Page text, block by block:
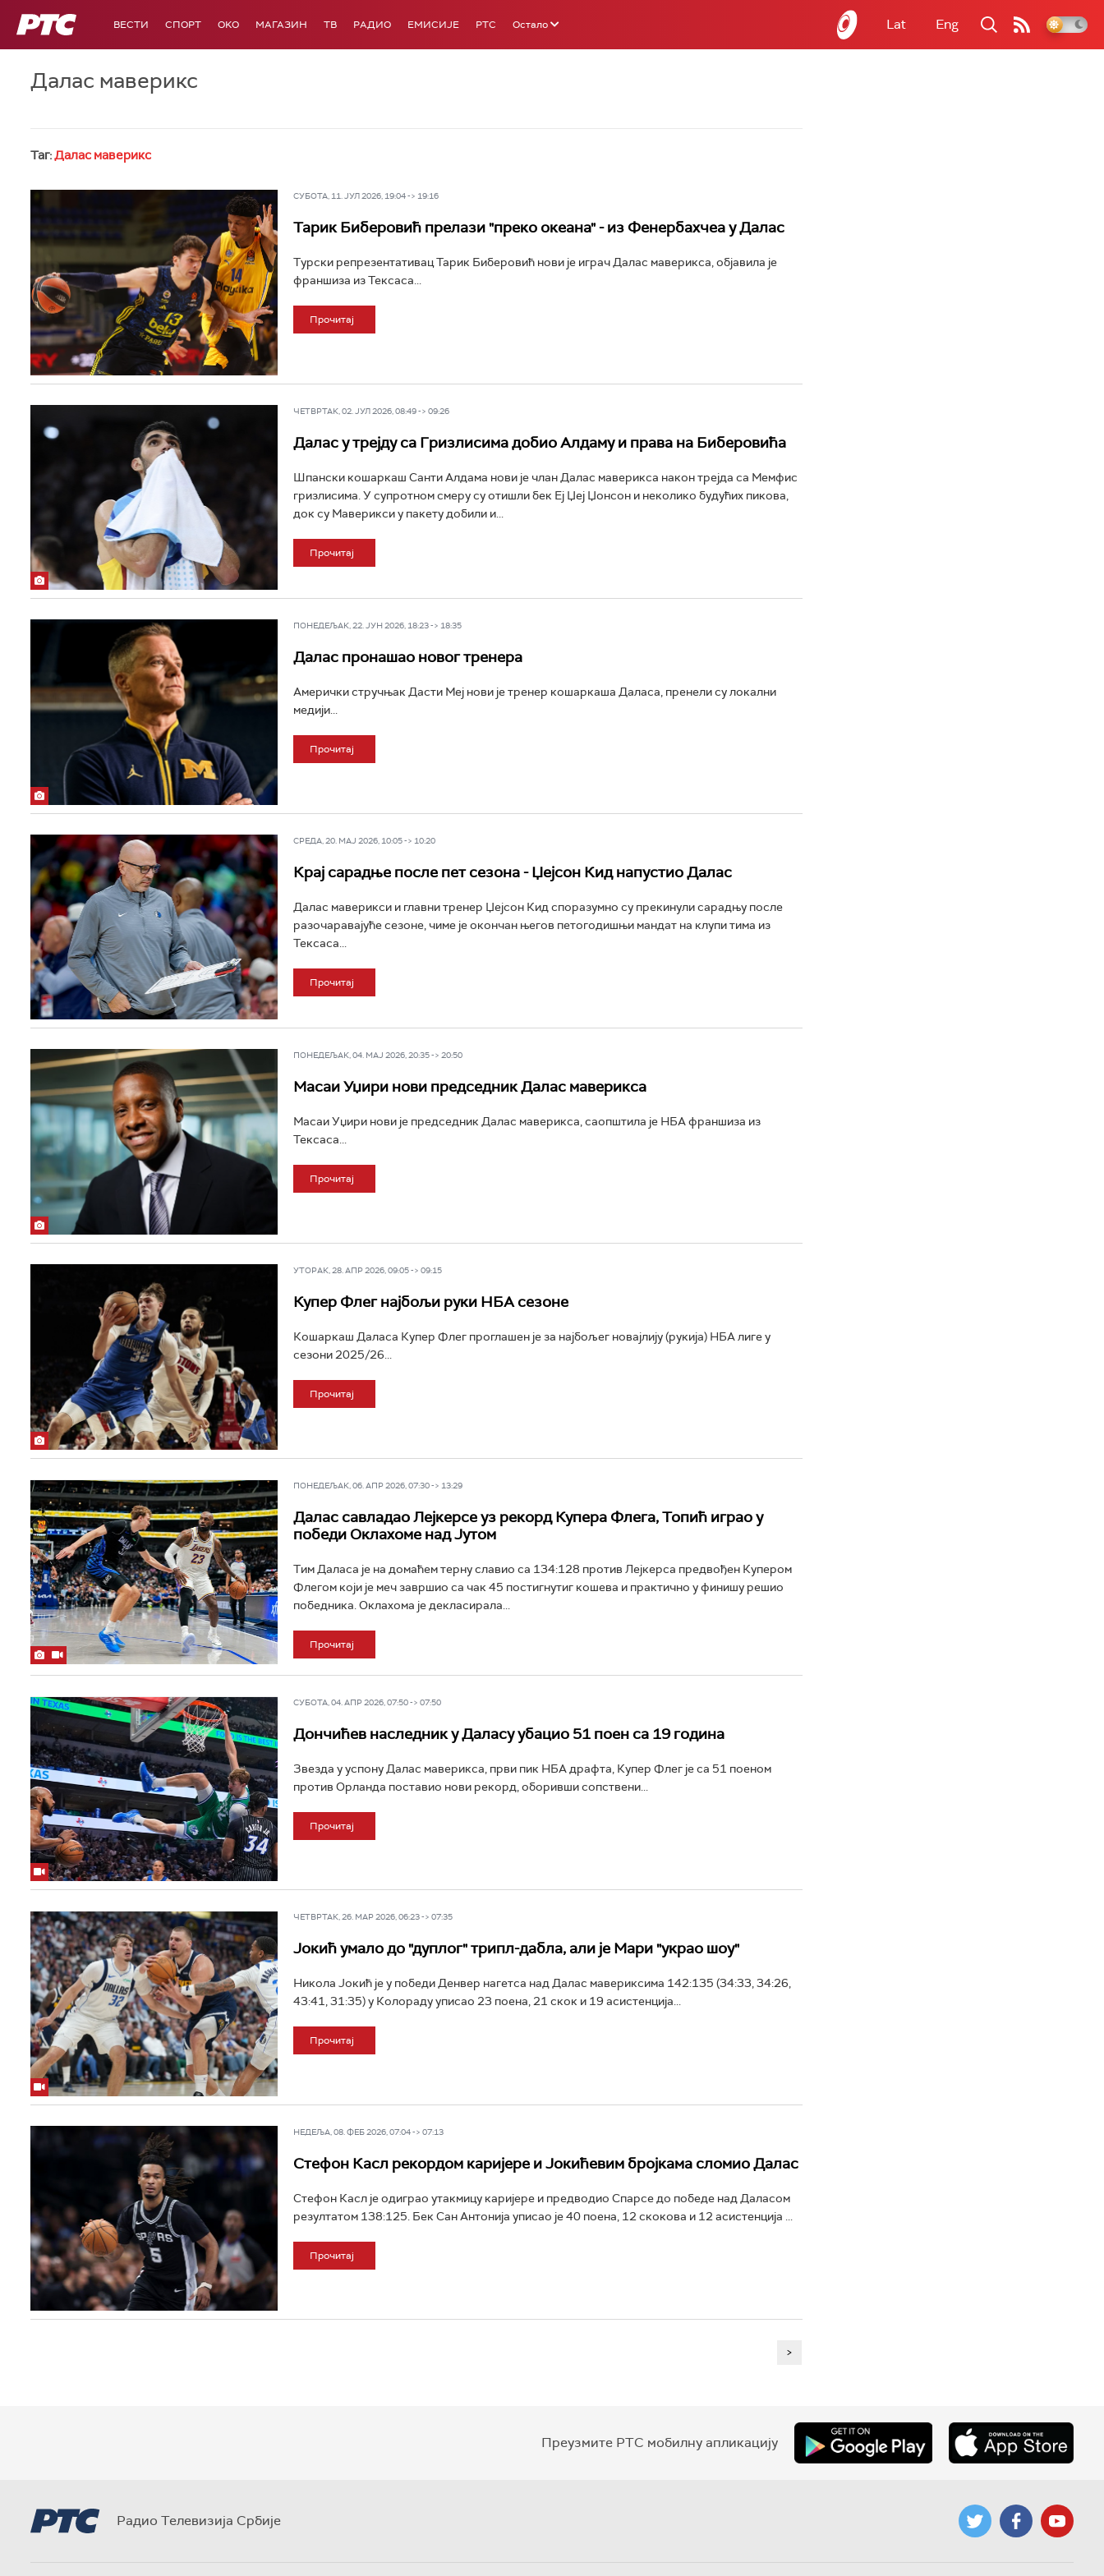
РТС ВЕСТИ СПОРТ OKO МАГАЗИН ТВ РАДИО ЕМИСИЈЕ РТС Остало Lat Eng
Далас маверикс
Таг:Далас маверикс
СУБОТА, 11. ЈУЛ 2026, 19:04 -> 19:16
Тарик Биберовић прелази "преко океана" - из Фенербахчеа у Далас
Турски репрезентативац Тарик Биберовић нови је играч Далас маверикса, објавила је
франшиза из Тексаса...
Прочитај
ЧЕТВРТАК, 02. ЈУЛ 2026, 08:49 -> 09:26
Далас у трејду са Гризлисима добио Алдаму и права на Биберовића
Шпански кошаркаш Санти Алдама нови је члан Далас маверикса након трејда са Мемфис
гризлисима. У супротном смеру су отишли бек Еј Џеј Џонсон и неколико будућих пикова,
док су Маверикси у пакету добили и...
Прочитај
ПОНЕДЕЉАК, 22. ЈУН 2026, 18:23 -> 18:35
Далас пронашао новог тренера
Амерички стручњак Дасти Меј нови је тренер кошаркаша Даласа, пренели су локални
медији...
Прочитај
СРЕДА, 20. МАЈ 2026, 10:05 -> 10:20
Крај сарадње после пет сезона - Џејсон Кид напустио Далас
Далас маверикси и главни тренер Џејсон Кид споразумно су прекинули сарадњу после
разочаравајуће сезоне, чиме је окончан његов петогодишњи мандат на клупи тима из
Тексаса...
Прочитај
ПОНЕДЕЉАК, 04. МАЈ 2026, 20:35 -> 20:50
Масаи Уџири нови председник Далас маверикса
Масаи Уџири нови је председник Далас маверикса, саопштила је НБА франшиза из
Тексаса...
Прочитај
УТОРАК, 28. АПР 2026, 09:05 -> 09:15
Купер Флег најбољи руки НБА сезоне
Кошаркаш Даласа Купер Флег проглашен је за најбољег новајлију (рукија) НБА лиге у
сезони 2025/26...
Прочитај
ПОНЕДЕЉАК, 06. АПР 2026, 07:30 -> 13:29
Далас савладао Лејкерсе уз рекорд Купера Флега, Топић играо у
победи Оклахоме над Јутом
Тим Даласа је на домаћем терну славио са 134:128 против Лејкерса предвођен Купером
Флегом који је меч завршио са чак 45 постигнутиг кошева и практично у финишу решио
победника. Оклахома је декласирала...
Прочитај
СУБОТА, 04. АПР 2026, 07:50 -> 07:50
Дончићев наследник у Даласу убацио 51 поен са 19 година
Звезда у успону Далас маверикса, први пик НБА драфта, Купер Флег је са 51 поеном
против Орланда поставио нови рекорд, оборивши сопствени...
Прочитај
ЧЕТВРТАК, 26. МАР 2026, 06:23 -> 07:35
Јокић умало до "дуплог" трипл-дабла, али је Мари "украо шоу"
Никола Јокић је у победи Денвер нагетса над Далас мавериксима 142:135 (34:33, 34:26,
43:41, 31:35) у Колораду уписао 23 поена, 21 скок и 19 асистенција...
Прочитај
НЕДЕЉА, 08. ФЕБ 2026, 07:04 -> 07:13
Стефон Касл рекордом каријере и Јокићевим бројкама сломио Далас
Стефон Касл је одиграо утакмицу каријере и предводио Спарсе до победе над Даласом
резултатом 138:125. Бек Сан Антонија уписао је 40 поена, 12 скокова и 12 асистенција ...
Прочитај
>
Преузмите РТС мобилну апликацију
Радио Телевизија Србије